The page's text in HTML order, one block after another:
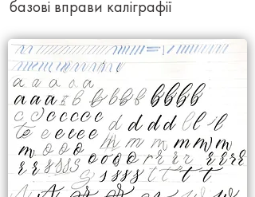
базові вправи каліграфії